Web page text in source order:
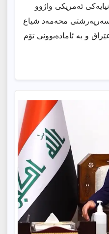
ئەمریكی واژوو
محەمەد شیاع
و بە ئامادەبوونی تۆم